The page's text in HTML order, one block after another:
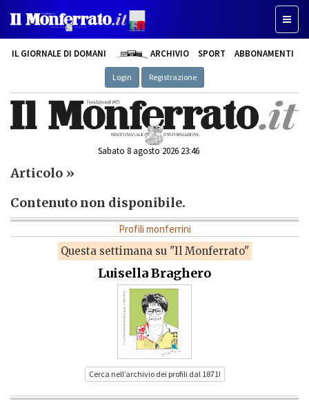
IL GIORNALE DI DOMANI ARCHIVIO SPORT ABBONAMENTI
Login Registrazione
Sabato 8 agosto 2026 23:46
Articolo »
Contenuto non disponibile.
Profili monferrini
Questa settimana su "Il Monferrato"
Luisella Braghero
Cerca nell’archivio dei profili dal 1871!